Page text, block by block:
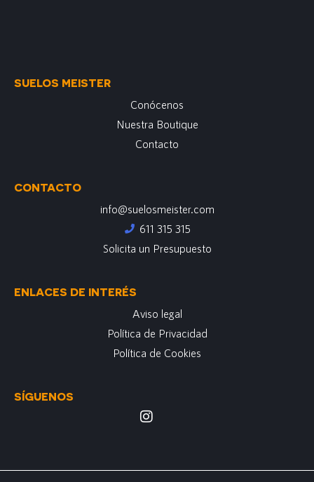
SUELOS MEISTER
Conócenos
Nuestra Boutique
Contacto
CONTACTO
info@suelosmeister.com
611 315 315
Solicita un Presupuesto
ENLACES DE INTERÉS
Aviso legal
Política de Privacidad
Política de Cookies
SÍGUENOS